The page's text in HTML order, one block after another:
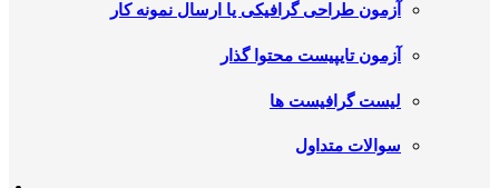
آزمون طراحی گرافیکی یا ارسال نمونه کار
آزمون تایپیست محتوا گذار
لیست گرافیست ها
سوالات متداول